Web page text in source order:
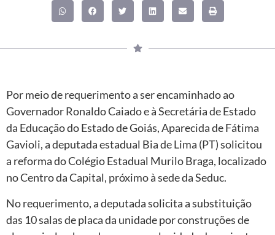
Por meio de requerimento a ser encaminhado ao
Governador Ronaldo Caiado e à Secretária de Estado
da Educação do Estado de Goiás, Aparecida de Fátima
Gavioli, a deputada estadual Bia de Lima (PT) solicitou
a reforma do Colégio Estadual Murilo Braga, localizado
no Centro da Capital, próximo à sede da Seduc.
No requerimento, a deputada solicita a substituição
das 10 salas de placa da unidade por construções de